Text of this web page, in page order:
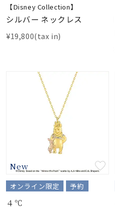
【Disney Collection】
シルバー ネックレス
¥19,800(tax in)
New
オンライン限定 予約
４℃